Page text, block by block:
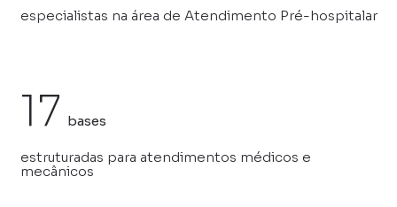
especialistas na área de Atendimento Pré-hospitalar
17 bases
estruturadas para atendimentos médicos e
mecânicos